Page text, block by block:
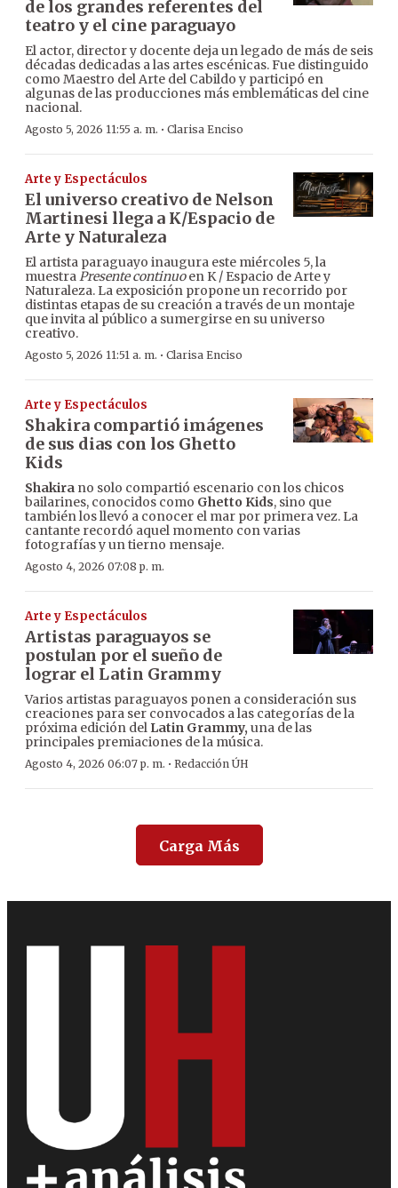
de los grandes referentes del
teatro y el cine paraguayo
El actor, director y docente deja un legado de más de seis
décadas dedicadas a las artes escénicas. Fue distinguido
como Maestro del Arte del Cabildo y participó en
algunas de las producciones más emblemáticas del cine
nacional.
Agosto 5, 2026 11:55 a. m. · Clarisa Enciso
Arte y Espectáculos
El universo creativo de Nelson
Martinesi llega a K/Espacio de
Arte y Naturaleza
El artista paraguayo inaugura este miércoles 5, la
muestraPresente continuoen K / Espacio de Arte y
Naturaleza. La exposición propone un recorrido por
distintas etapas de su creación a través de un montaje
que invita al público a sumergirse en su universo
creativo.
Agosto 5, 2026 11:51 a. m. · Clarisa Enciso
Arte y Espectáculos
Shakira compartió imágenes
de sus dias con los Ghetto
Kids
Shakira no solo compartió escenario con los chicos
bailarines, conocidos como Ghetto Kids, sino que
también los llevó a conocer el mar por primera vez. La
cantante recordó aquel momento con varias
fotografías y un tierno mensaje.
Agosto 4, 2026 07:08 p. m.
Arte y Espectáculos
Artistas paraguayos se
postulan por el sueño de
lograr el Latin Grammy
Varios artistas paraguayos ponen a consideración sus
creaciones para ser convocados a las categorías de la
próxima edición del Latin Grammy, una de las
principales premiaciones de la música.
Agosto 4, 2026 06:07 p. m. · Redacción ÚH
Carga Más